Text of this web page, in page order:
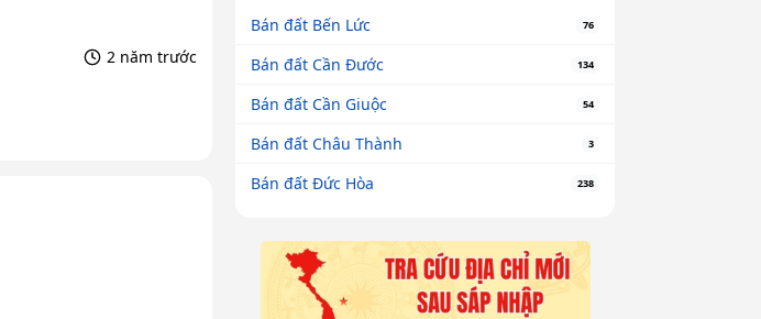
2 năm trước
Bán đất Bến Lức 76
Bán đất Cần Đước 134
Bán đất Cần Giuộc 54
Bán đất Châu Thành 3
Bán đất Đức Hòa 238